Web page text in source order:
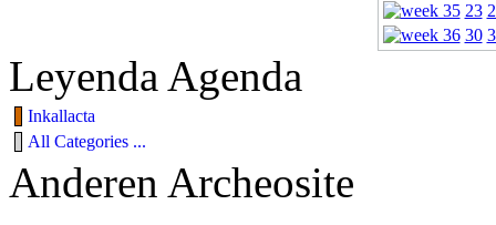
23
30
Leyenda Agenda
Inkallacta
All Categories ...
Anderen Archeosite